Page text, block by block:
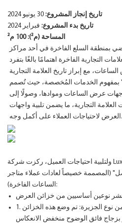
تاريخ إنجاز المشروع: 30 يونيو 2024
تاريخ بدء المشروع: فبراير 2024
المساحة (م²): 100 م²
بمنطقة السلع الفاخرة في أحد مراكز
التجارية الفاخرة اهتمامًا بالغًا بتفرد
مع إبراز تاريخ العلامة التجارية
بمفهوم الخدمات المُخصصة، حيث تُصمم
عرض الساعات وموادها، وصولًا إلى
العلامة التجارية، ما يضمن تلبية واجهات
العرض لاحتياجات العملاء على أكمل وجه.
ولتلبية احتياجات العميل، ركزت شركة Luxeshowcase التصميم على منطق
(المصممة خصيصاً لعادات عملاء متاجر
الساعات الفاخرة):
1. خزائن العرض المركزية من نوع الجزيرة: تم وضع هذه الخزائن
بزجاج فائق الوضوح منخفض الانعكاس